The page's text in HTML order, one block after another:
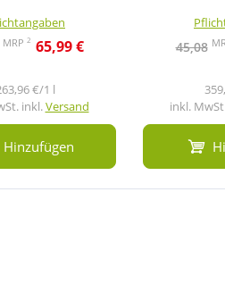
MRP 2 65,99 €
€/1 l
inkl.Versand
Hinzufügen
45,08
inkl.